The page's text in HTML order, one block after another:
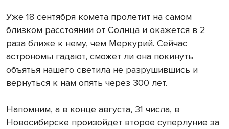
Уже 18 сентября комета пролетит на самом
близком расстоянии от Солнца и окажется в 2
раза ближе к нему, чем Меркурий. Сейчас
астрономы гадают, сможет ли она покинуть
объятья нашего светила не разрушившись и
вернуться к нам опять через 300 лет.
Напомним, а в конце августа, 31 числа, в
Новосибирске произойдет второе суперлуние за